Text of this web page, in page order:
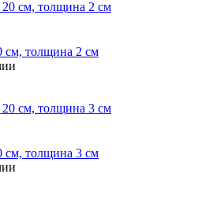
см, толщина 2 см
см, толщина 3 см